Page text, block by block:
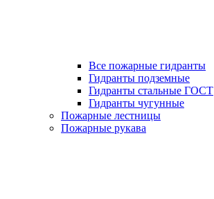
Все пожарные гидранты
Гидранты подземные
Гидранты стальные ГОСТ
Гидранты чугунные
Пожарные лестницы
Пожарные рукава